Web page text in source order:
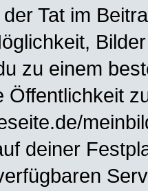
Tat im
zu einem
Öffentlichkeit
deiner